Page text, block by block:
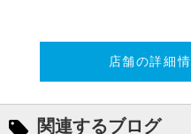
店舗の詳細
関連するブログ